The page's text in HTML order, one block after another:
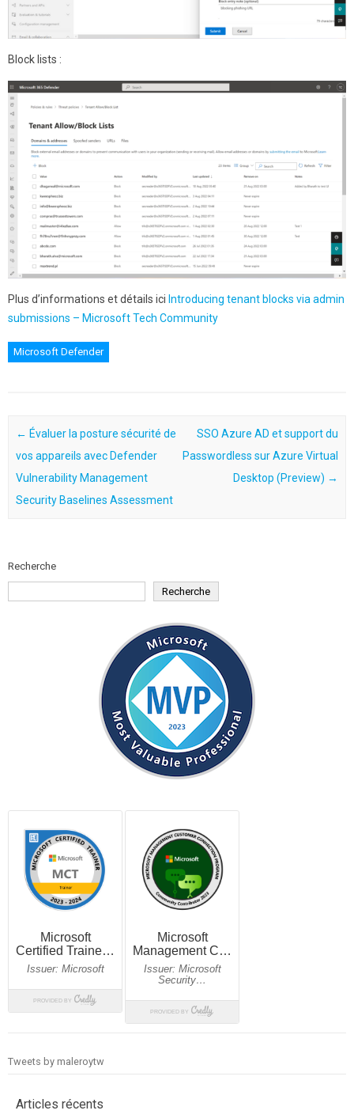
Block lists :
Plus d’informations et détails ici Introducing tenant blocks via admin
submissions – Microsoft Tech Community
Microsoft Defender
Post navigation
← Évaluer la posture sécurité de
vos appareils avec Defender
Vulnerability Management
Security Baselines Assessment
SSO Azure AD et support du
Passwordless sur Azure Virtual
Desktop (Preview) →
Recherche
Recherche
Tweets by maleroytw
Articles récents